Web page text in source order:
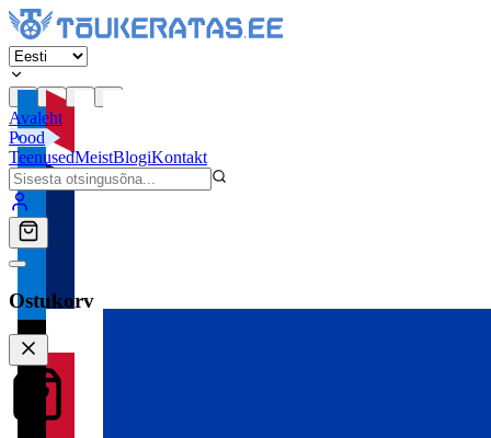
Avaleht
Pood
TeenusedMeistBlogiKontakt
Ostukorv